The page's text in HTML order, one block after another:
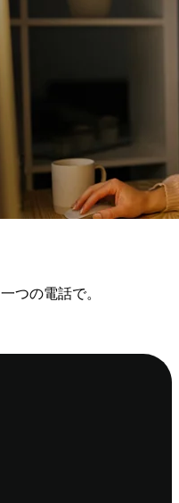
つの電話で。